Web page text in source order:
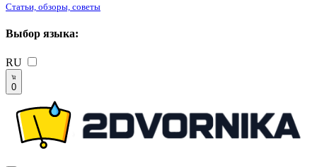
Статьи, обзоры, советы
Выбор языка:
RU
0